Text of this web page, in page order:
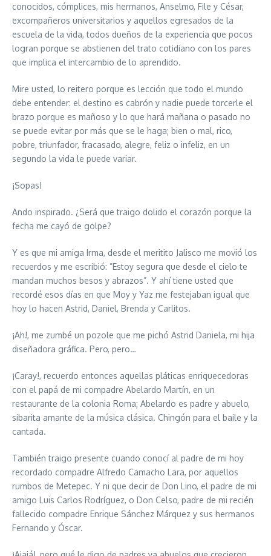
conocidos, cómplices, mis hermanos, Anselmo, File y César,
excompañeros universitarios y aquellos egresados de la
escuela de la vida, todos dueños de la experiencia que pocos
logran porque se abstienen del trato cotidiano con los pares
que implica el intercambio de lo aprendido.
Mire usted, lo reitero porque es lección que todo el mundo
debe entender: el destino es cabrón y nadie puede torcerle el
brazo porque es mañoso y lo que hará mañana o pasado no
se puede evitar por más que se le haga; bien o mal, rico,
pobre, triunfador, fracasado, alegre, feliz o infeliz, en un
segundo la vida le puede variar.
¡Sopas!
Ando inspirado. ¿Será que traigo dolido el corazón porque la
fecha me cayó de golpe?
Y es que mi amiga Irma, desde el meritito Jalisco me movió los
recuerdos y me escribió: ”Estoy segura que desde el cielo te
mandan muchos besos y abrazos”. Y ahí tiene usted que
recordé esos días en que Moy y Yaz me festejaban igual que
hoy lo hacen Astrid, Daniel, Brenda y Carlitos.
¡Ah!, me zumbé un pozole que me pichó Astrid Daniela, mi hija
diseñadora gráfica. Pero, pero…
¡Caray!, recuerdo entonces aquellas pláticas enriquecedoras
con el papá de mi compadre Abelardo Martín, en un
restaurante de la colonia Roma; Abelardo es padre y abuelo,
sibarita amante de la música clásica. Chingón para el baile y la
cantada.
También traigo presente cuando conocí al padre de mi hoy
recordado compadre Alfredo Camacho Lara, por aquellos
rumbos de Metepec. Y ni que decir de Don Lino, el padre de mi
amigo Luis Carlos Rodríguez, o Don Celso, padre de mi recién
fallecido compadre Enrique Sánchez Márquez y sus hermanos
Fernando y Óscar.